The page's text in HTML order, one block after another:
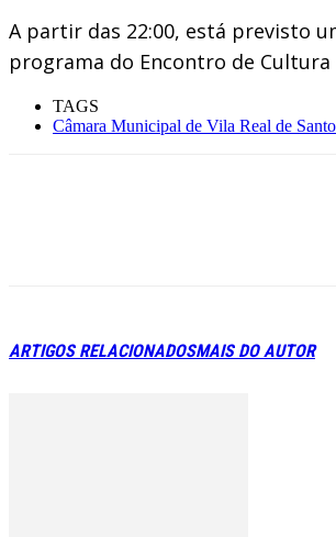
A partir das 22:00, está previsto
programa do Encontro de Cultura
TAGS
Câmara Municipal de Vila Real de
ARTIGOS RELACIONADOSMAIS DO AUTOR